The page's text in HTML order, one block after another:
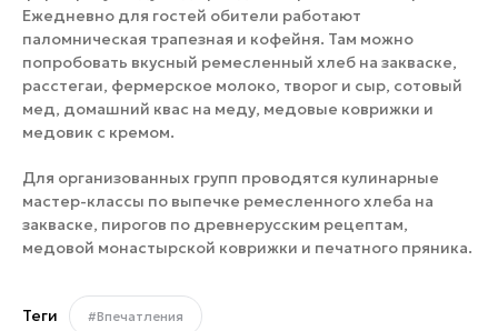
Ежедневно для гостей обители работают
паломническая трапезная и кофейня. Там можно
попробовать вкусный ремесленный хлеб на закваске,
расстегаи, фермерское молоко, творог и сыр, сотовый
мед, домашний квас на меду, медовые коврижки и
медовик с кремом.
Для организованных групп проводятся кулинарные
мастер-классы по выпечке ремесленного хлеба на
закваске, пирогов по древнерусским рецептам,
медовой монастырской коврижки и печатного пряника.
Теги #Впечатления